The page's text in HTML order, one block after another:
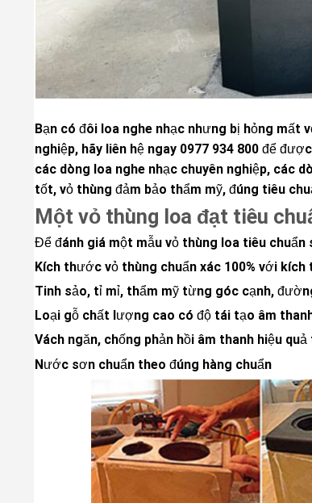
Bạn có đôi loa nghe nhạc nhưng bị hỏng mất
nghiệp, hãy liên hệ ngay 0977 934 800 để
các dòng loa nghe nhạc chuyên nghiệp, các
tốt, vỏ thùng đảm bảo thẩm mỹ, đúng tiêu
Một vỏ thùng loa đạt tiêu
Để đánh giá một mẫu vỏ thùng loa tiêu chuẩn
Kích thước vỏ thùng chuẩn xác 100% với
Tinh sảo, tỉ mỉ, thẩm mỹ từng góc cạnh,
Loại gỗ chất lượng cao có độ tái tạo âm
Vách ngăn, chống phản hồi âm thanh hiệu
Nước sơn chuẩn theo đúng hàng chuẩn